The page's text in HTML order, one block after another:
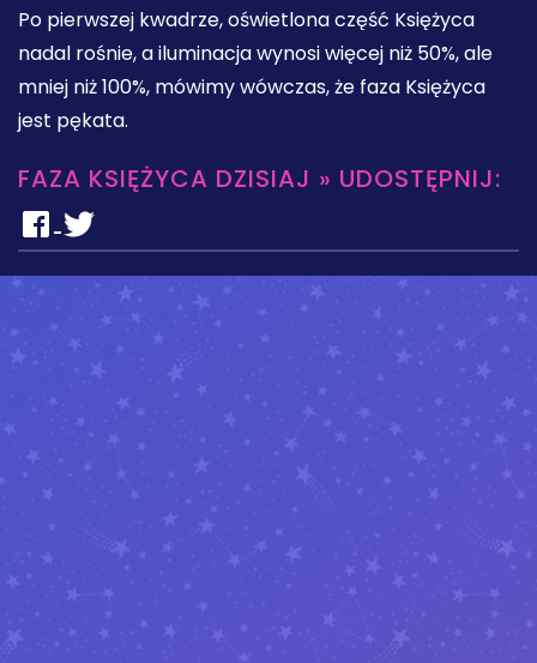
Po pierwszej kwadrze, oświetlona część Księżyca
nadal rośnie, a iluminacja wynosi więcej niż 50%, ale
mniej niż 100%, mówimy wówczas, że faza Księżyca
jest pękata.
FAZA KSIĘŻYCA DZISIAJ » UDOSTĘPNIJ: